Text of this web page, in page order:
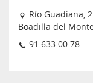
Río Guadiana,
Boadilla del
91 633 00 78